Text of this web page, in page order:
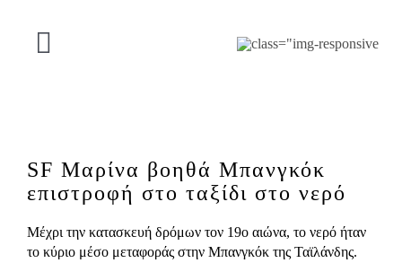
περιεχόμενοΕναλλαγή
SF Μαρίνα βοηθά Μπανγκόκ
επιστροφή στο ταξίδι στο νερό
Μέχρι την κατασκευή δρόμων τον 19ο αιώνα, το νερό ήταν
το κύριο μέσο μεταφοράς στην Μπανγκόκ της Ταϊλάνδης.